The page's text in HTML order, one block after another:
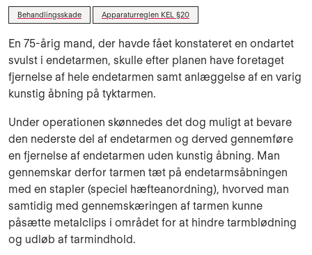
Behandlingsskade Apparaturreglen KEL §20
En 75-årig mand, der havde fået konstateret en ondartet
svulst i endetarmen, skulle efter pla­nen have foretaget
fjernelse af hele endetarmen samt anlæggelse af en varig
kunstig åbning på tyktarmen.
Under operationen skønnedes det dog muligt at bevare
den nederste del af ende­tarmen og derved gennemføre
en fjernelse af endetarmen uden kunstig åbning. Man
gennemskar der­for tarmen tæt på endetarmsåbningen
med en stapler (speciel hæfteanordning), hvorved man
samtidig med gennemskæringen af tarmen kunne
påsætte metalclips i området for at hindre tarmblødning
og udløb af tarmindhold.